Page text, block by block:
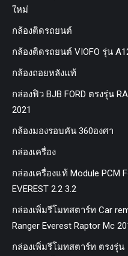
ใหม่
กล้องติดรถยนต์
กล้องติดรถยนต์ VIOFO รุ่น
กล้องถอยหลังแท้
กล่องฟิว BJB FORD ตรงรุ่น
2021
กล้องมองรอบคัน 360องศา
กล่องเครื่อง
กล่องเครื่องแท้ Module PCM
EVEREST 2.2 3.2
กล่องเพิ่มรีโมทสตาร์ท Car
Ranger Everest Raptor Mc
กล่องเพิ่มรีโมทสตาร์ท ตรงรุ่น